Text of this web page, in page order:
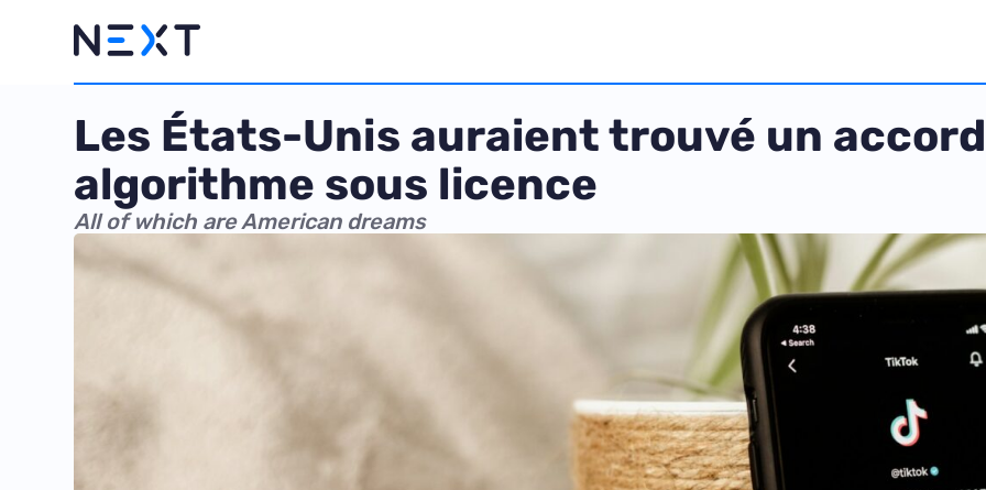
Les États-Unis auraient trouvé un accord
algorithme sous licence
All of which are American dreams